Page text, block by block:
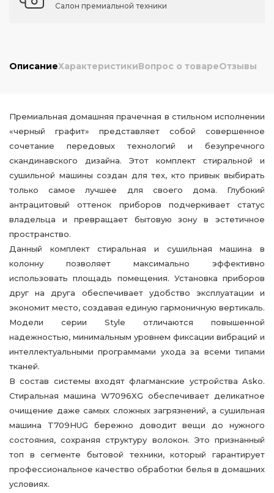
Салон премиальной техники
ОписаниеХарактеристикиВопрос о товареОтзывы
Премиальная домашняя прачечная в стильном исполнении
«черный графит» представляет собой совершенное
сочетание передовых технологий и безупречного
скандинавского дизайна. Этот комплект стиральной и
сушильной машины создан для тех, кто привык выбирать
только самое лучшее для своего дома. Глубокий
антрацитовый оттенок приборов подчеркивает статус
владельца и превращает бытовую зону в эстетичное
пространство.
Данный комплект стиральная и сушильная машина в
колонну позволяет максимально эффективно
использовать площадь помещения. Установка приборов
друг на друга обеспечивает удобство эксплуатации и
экономит место, создавая единую гармоничную вертикаль.
Модели серии Style отличаются повышенной
надежностью, минимальным уровнем фиксации вибраций и
интеллектуальными программами ухода за всеми типами
тканей.
В состав системы входят флагманские устройства Asko.
Стиральная машина W7096XG обеспечивает деликатное
очищение даже самых сложных загрязнений, а сушильная
машина T709HUG бережно доводит вещи до нужного
состояния, сохраняя структуру волокон. Это признанный
топ в сегменте бытовой техники, который гарантирует
профессиональное качество обработки белья в домашних
условиях.